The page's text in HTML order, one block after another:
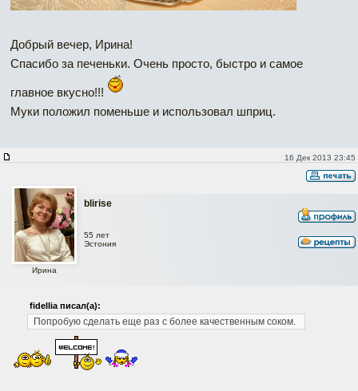
Добрый вечер, Ирина!
Спасибо за печеньки. Очень просто, быстро и самое
главное вкусно!!!
Муки положил поменьше и использовал шприц.
16 Дек 2013 23:45
blirise
Ирина
55 лет
Эстония
fidellia писал(а):
Попробую сделать еще раз с более качественным соком.